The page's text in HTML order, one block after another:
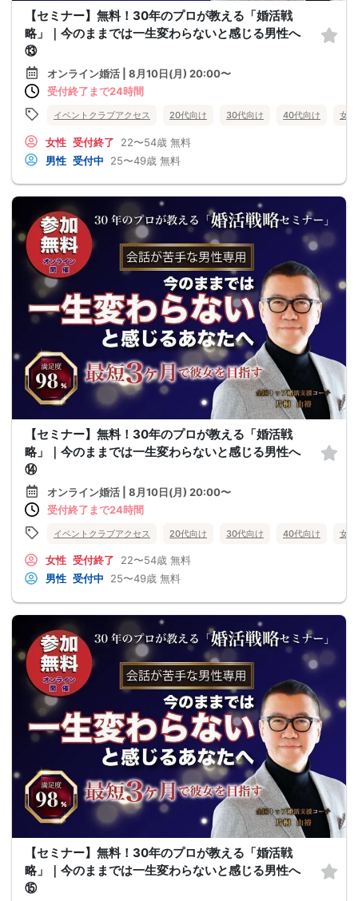
【セミナー】無料！30年のプロが教える「婚活戦
略」｜今のままでは一生変わらないと感じる男性へ
⑬
オンライン婚活 | 8月10日(月) 20:00〜
受付終了まで24時間
イベントクラブアクセス 20代向け 30代向け 40代向け 女
女性 受付終了 22〜54歳 無料
男性 受付中 25〜49歳 無料
【セミナー】無料！30年のプロが教える「婚活戦
略」｜今のままでは一生変わらないと感じる男性へ
⑭
オンライン婚活 | 8月10日(月) 20:00〜
受付終了まで24時間
イベントクラブアクセス 20代向け 30代向け 40代向け 女
女性 受付終了 22〜54歳 無料
男性 受付中 25〜49歳 無料
【セミナー】無料！30年のプロが教える「婚活戦
略」｜今のままでは一生変わらないと感じる男性へ
⑮